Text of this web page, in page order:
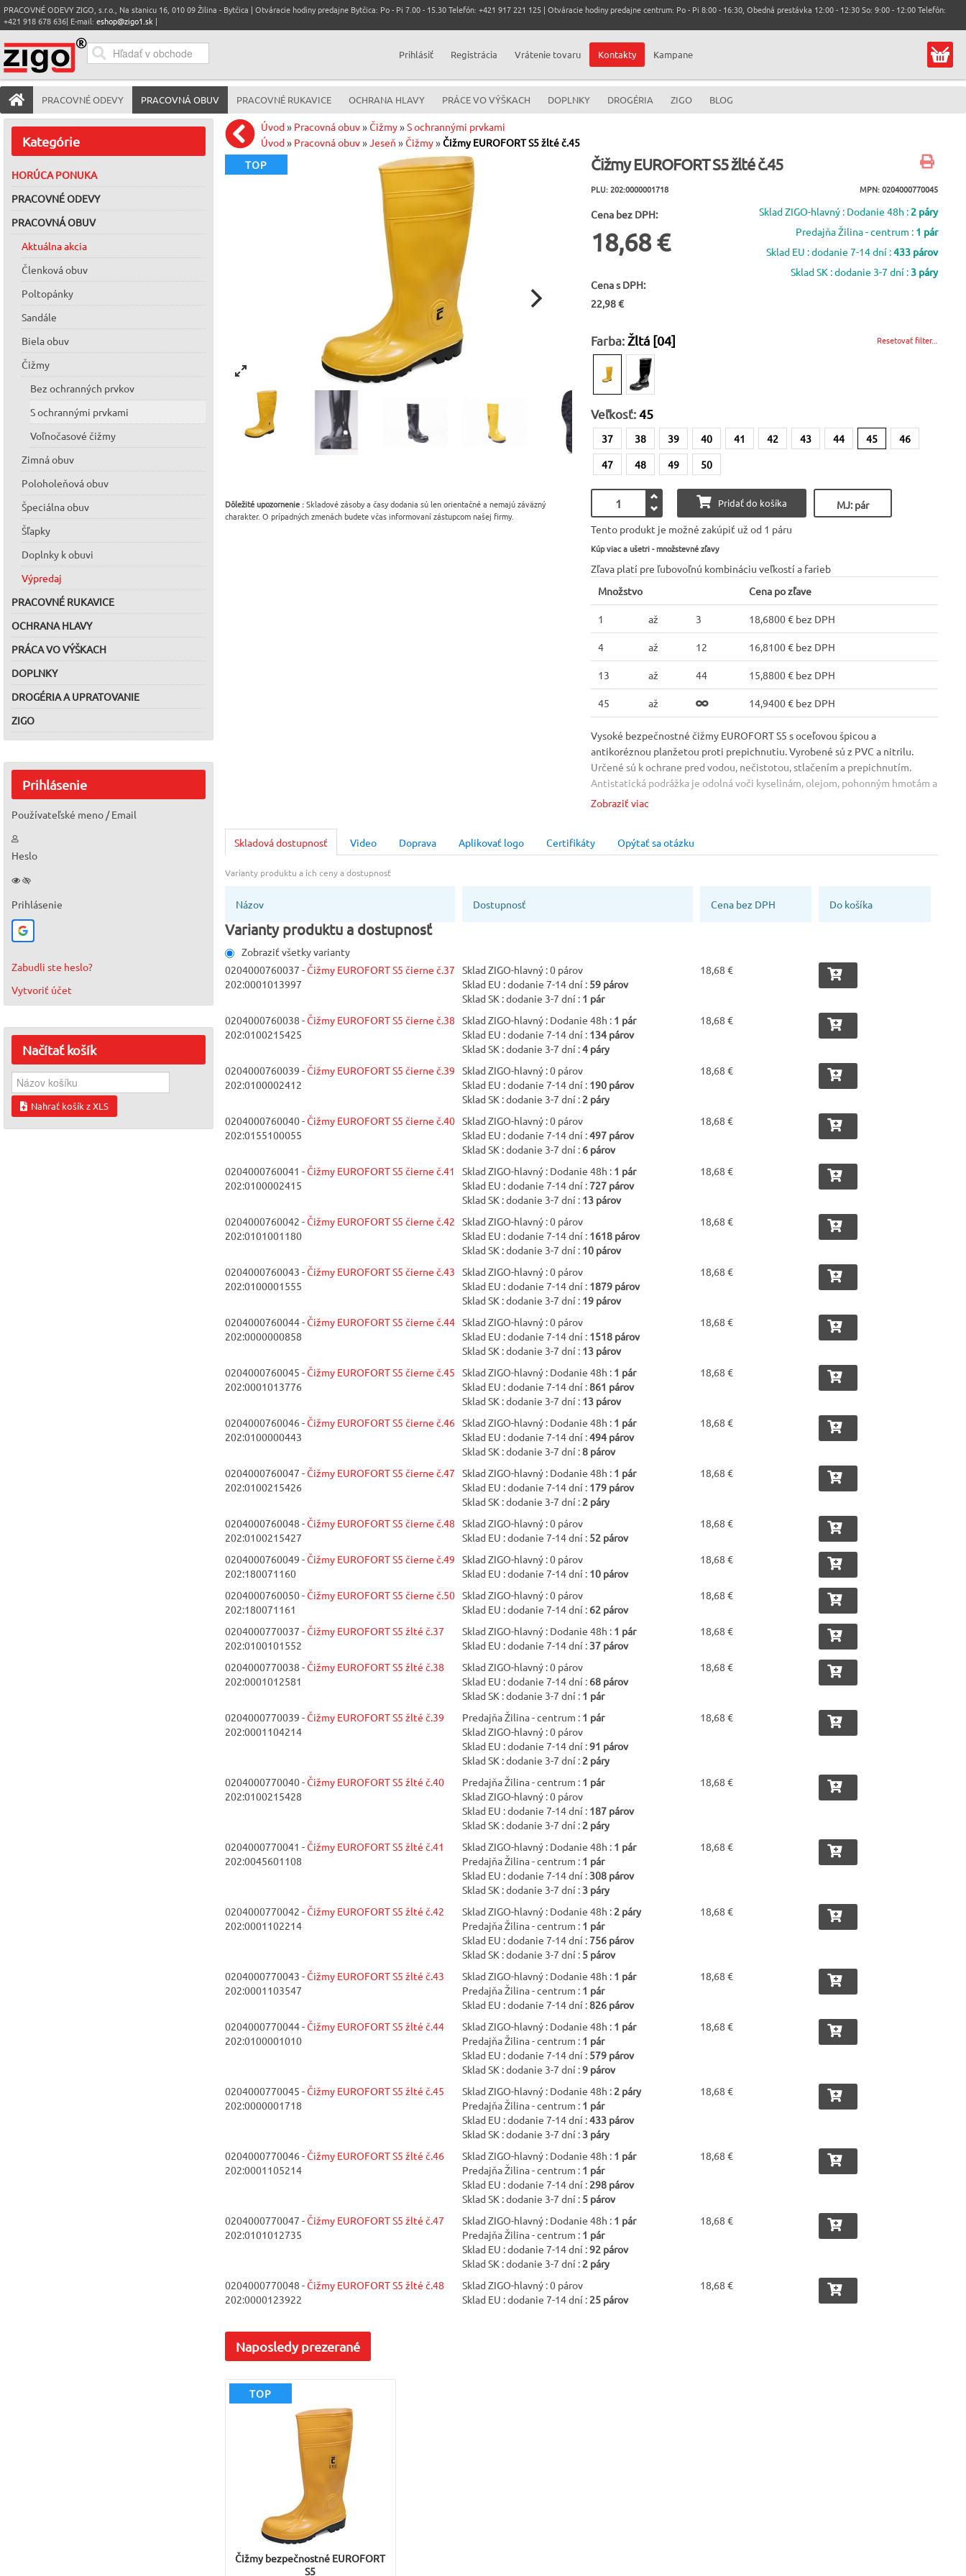
PRACOVNÉ ODEVY ZIGO, s.r.o., Na stanicu 16, 010 09 Žilina - Bytčica | Otváracie hodiny predajne Bytčica: Po - Pi 7.00 - 15.30 Telefón: +421 917 221 125 | Otváracie hodiny predajne centrum: Po - Pi 8:00 - 16:30, Obedná prestávka 12:00 - 12:30 So: 9:00 - 12:00 Telefón:
+421 918 678 636| E-mail: eshop@zigo1.sk |
Prihlásiť Registrácia Vrátenie tovaru Kontakty Kampane
PRACOVNÉ ODEVY PRACOVNÁ OBUV PRACOVNÉ RUKAVICE OCHRANA HLAVY PRÁCE VO VÝŠKACH DOPLNKY DROGÉRIA ZIGO BLOG
Kategórie
HORÚCA PONUKA
PRACOVNÉ ODEVY
PRACOVNÁ OBUV
Aktuálna akcia
Členková obuv
Poltopánky
Sandále
Biela obuv
Čižmy
Bez ochranných prvkov
S ochrannými prvkami
Voľnočasové čižmy
Zimná obuv
Poloholeňová obuv
Špeciálna obuv
Šľapky
Doplnky k obuvi
Výpredaj
PRACOVNÉ RUKAVICE
OCHRANA HLAVY
PRÁCA VO VÝŠKACH
DOPLNKY
DROGÉRIA A UPRATOVANIE
ZIGO
Prihlásenie
Používateľské meno / Email
Heslo
Prihlásenie
Zabudli ste heslo?
Vytvoriť účet
Načítaťkošík
Nahrať košík z XLS
Úvod» Pracovná obuv»Čižmy»S ochrannými prvkami
Úvod» Pracovná obuv»Jeseň »Čižmy»Čižmy EUROFORT S5 žlté č.45
TOP
Dôležité upozornenie :Skladové zásoby a časy dodania sú len orientačné a nemajú záväzný
charakter. O prípadných zmenách budete včas informovaní zástupcom našej firmy.
Čižmy EUROFORT S5 žlté č.45
PLU: 202:0000001718 MPN: 0204000770045
Cena bez DPH:
18,68 €
Cena s DPH:
22,98 €
Sklad ZIGO-hlavný : Dodanie 48h : 2 páry
Predajňa Žilina - centrum : 1 pár
Sklad EU : dodanie 7-14 dní :433 párov
Sklad SK : dodanie 3-7 dní : 3 páry
Resetovať filter...
Farba: Žltá [04]
Veľkosť:45
37 38 39 40 41 42 43 44 45
46
47
48 49 50
Pridať do košíka
MJ: pár
Tento produkt je možné zakúpiť už od 1 páru
Kúp viac a ušetri - množstevné zľavy
Zľava platí pre ľubovoľnú kombináciu veľkostí a farieb
Množstvo
Cena po zľave
1 až 3 18,6800 € bez DPH
4 až 12 16,8100 € bez DPH
13 až 44 15,8800 € bez DPH
45 až 14,9400 € bez DPH
Vysoké bezpečnostné čižmy EUROFORT S5 s oceľovou špicou a
antikoréznou planžetou proti prepichnutiu. Vyrobené sú z PVC a nitrilu.
Určené sú k ochrane pred vodou, nečistotou, stlačením a prepichnutím.
Antistatická podrážka je odolná voči kyselinám, olejom, pohonným hmotám a
tukom. Vyhovuje všetkým požiadavkam na bezpečnostnú pracovnú obuv na
Norma
Bezpečnostné prvky
Bezpečnostné prvky
CERVA
Trieda ochrany
S5
Zobraziť viac
Skladová dostupnosť Video Doprava Aplikovať logo Certifikáty Opýtať sa otázku
Varianty produktu a ich ceny a dostupnosť
Názov Dostupnosť Cena bez DPH Do košíka
Varianty produktu a dostupnosť
Zobraziť všetky varianty
0204000760037 -Čižmy EUROFORT S5 čierne č.37
202:0001013997
Sklad ZIGO-hlavný : 0 párov
Sklad EU : dodanie 7-14 dní : 59 párov
Sklad SK : dodanie 3-7 dní : 1 pár
18,68 €
0204000760038 -Čižmy EUROFORT S5 čierne č.38
202:0100215425
Sklad ZIGO-hlavný : Dodanie 48h : 1 pár
Sklad EU : dodanie 7-14 dní : 134 párov
Sklad SK : dodanie 3-7 dní :4 páry
18,68 €
0204000760039 -Čižmy EUROFORT S5 čierne č.39
202:0100002412
Sklad ZIGO-hlavný : 0 párov
Sklad EU : dodanie 7-14 dní : 190 párov
Sklad SK : dodanie 3-7 dní : 2 páry
18,68 €
0204000760040 -Čižmy EUROFORT S5 čierne č.40
202:0155100055
Sklad ZIGO-hlavný : 0 párov
Sklad EU : dodanie 7-14 dní :497 párov
Sklad SK : dodanie 3-7 dní : 6 párov
18,68 €
0204000760041 -Čižmy EUROFORT S5 čierne č.41
202:0100002415
Sklad ZIGO-hlavný : Dodanie 48h : 1 pár
Sklad EU : dodanie 7-14 dní :727 párov
Sklad SK : dodanie 3-7 dní : 13 párov
18,68 €
0204000760042 -Čižmy EUROFORT S5 čierne č.42
202:0101001180
Sklad ZIGO-hlavný : 0 párov
Sklad EU : dodanie 7-14 dní : 1618 párov
Sklad SK : dodanie 3-7 dní : 10 párov
18,68 €
0204000760043 -Čižmy EUROFORT S5 čierne č.43
202:0100001555
Sklad ZIGO-hlavný : 0 párov
Sklad EU : dodanie 7-14 dní : 1879 párov
Sklad SK : dodanie 3-7 dní : 19 párov
18,68 €
0204000760044 -Čižmy EUROFORT S5 čierne č.44
202:0000000858
Sklad ZIGO-hlavný : 0 párov
Sklad EU : dodanie 7-14 dní : 1518 párov
Sklad SK : dodanie 3-7 dní : 13 párov
18,68 €
0204000760045 -Čižmy EUROFORT S5 čierne č.45
202:0001013776
Sklad ZIGO-hlavný : Dodanie 48h : 1 pár
Sklad EU : dodanie 7-14 dní :861 párov
Sklad SK : dodanie 3-7 dní : 13 párov
18,68 €
0204000760046 -Čižmy EUROFORT S5 čierne č.46
202:0100000443
Sklad ZIGO-hlavný : Dodanie 48h : 1 pár
Sklad EU : dodanie 7-14 dní :494 párov
Sklad SK : dodanie 3-7 dní :8 párov
18,68 €
0204000760047 -Čižmy EUROFORT S5 čierne č.47
202:0100215426
Sklad ZIGO-hlavný : Dodanie 48h : 1 pár
Sklad EU : dodanie 7-14 dní : 179 párov
Sklad SK : dodanie 3-7 dní : 2 páry
18,68 €
0204000760048 -Čižmy EUROFORT S5 čierne č.48
202:0100215427
Sklad ZIGO-hlavný : 0 párov
Sklad EU : dodanie 7-14 dní : 52 párov
18,68 €
0204000760049 -Čižmy EUROFORT S5 čierne č.49
202:180071160
Sklad ZIGO-hlavný : 0 párov
Sklad EU : dodanie 7-14 dní : 10 párov
18,68 €
0204000760050 -Čižmy EUROFORT S5 čierne č.50
202:180071161
Sklad ZIGO-hlavný : 0 párov
Sklad EU : dodanie 7-14 dní : 62 párov
18,68 €
0204000770037 -Čižmy EUROFORT S5 žlté č.37
202:0100101552
Sklad ZIGO-hlavný : Dodanie 48h : 1 pár
Sklad EU : dodanie 7-14 dní : 37 párov
18,68 €
0204000770038 -Čižmy EUROFORT S5 žlté č.38
202:0001012581
Sklad ZIGO-hlavný : 0 párov
Sklad EU : dodanie 7-14 dní : 68 párov
Sklad SK : dodanie 3-7 dní : 1 pár
18,68 €
0204000770039 -Čižmy EUROFORT S5 žlté č.39
202:0001104214
Predajňa Žilina - centrum : 1 pár
Sklad ZIGO-hlavný : 0 párov
Sklad EU : dodanie 7-14 dní :91 párov
Sklad SK : dodanie 3-7 dní : 2 páry
18,68 €
0204000770040 -Čižmy EUROFORT S5 žlté č.40
202:0100215428
Predajňa Žilina - centrum : 1 pár
Sklad ZIGO-hlavný : 0 párov
Sklad EU : dodanie 7-14 dní : 187 párov
Sklad SK : dodanie 3-7 dní : 2 páry
18,68 €
0204000770041 -Čižmy EUROFORT S5 žlté č.41
202:0045601108
Sklad ZIGO-hlavný : Dodanie 48h : 1 pár
Predajňa Žilina - centrum : 1 pár
Sklad EU : dodanie 7-14 dní : 308 párov
Sklad SK : dodanie 3-7 dní : 3 páry
18,68 €
0204000770042 -Čižmy EUROFORT S5 žlté č.42
202:0001102214
Sklad ZIGO-hlavný : Dodanie 48h : 2 páry
Predajňa Žilina - centrum : 1 pár
Sklad EU : dodanie 7-14 dní :756 párov
Sklad SK : dodanie 3-7 dní : 5 párov
18,68 €
0204000770043 -Čižmy EUROFORT S5 žlté č.43
202:0001103547
Sklad ZIGO-hlavný : Dodanie 48h : 1 pár
Predajňa Žilina - centrum : 1 pár
Sklad EU : dodanie 7-14 dní :826 párov
18,68 €
0204000770044 -Čižmy EUROFORT S5 žlté č.44
202:0100001010
Sklad ZIGO-hlavný : Dodanie 48h : 1 pár
Predajňa Žilina - centrum : 1 pár
Sklad EU : dodanie 7-14 dní : 579 párov
Sklad SK : dodanie 3-7 dní :9 párov
18,68 €
0204000770045 -Čižmy EUROFORT S5 žlté č.45
202:0000001718
Sklad ZIGO-hlavný : Dodanie 48h : 2 páry
Predajňa Žilina - centrum : 1 pár
Sklad EU : dodanie 7-14 dní :433 párov
Sklad SK : dodanie 3-7 dní : 3 páry
18,68 €
0204000770046 -Čižmy EUROFORT S5 žlté č.46
202:0001105214
Sklad ZIGO-hlavný : Dodanie 48h : 1 pár
Predajňa Žilina - centrum : 1 pár
Sklad EU : dodanie 7-14 dní : 298 párov
Sklad SK : dodanie 3-7 dní : 5 párov
18,68 €
0204000770047 -Čižmy EUROFORT S5 žlté č.47
202:0101012735
Sklad ZIGO-hlavný : Dodanie 48h : 1 pár
Predajňa Žilina - centrum : 1 pár
Sklad EU : dodanie 7-14 dní :92 párov
Sklad SK : dodanie 3-7 dní : 2 páry
18,68 €
0204000770048 -Čižmy EUROFORT S5 žlté č.48
202:0000123922
Sklad ZIGO-hlavný : 0 párov
Sklad EU : dodanie 7-14 dní : 25 párov
18,68 €
Naposledyprezerané
TOP
Čižmy bezpečnostné EUROFORT
S5